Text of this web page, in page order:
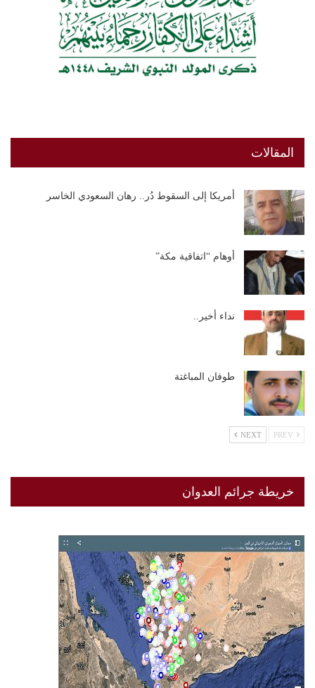
المقالات
أمريكا إلى السقوط دُر.. رهان السعودي الخاسر
أوهام “اتفاقية مكة”
نداء أخير..
طوفان المباغتة
NEXT
خريطة جرائم العدوان